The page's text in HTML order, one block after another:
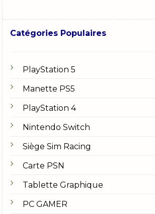
Catégories Populaires
PlayStation 5
Manette PS5
PlayStation 4
Nintendo Switch
Siège Sim Racing
Carte PSN
Tablette Graphique
PC GAMER